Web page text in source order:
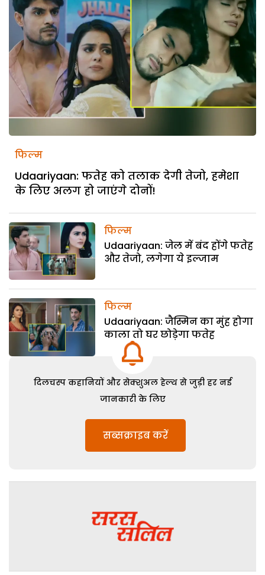
फिल्म
Udaariyaan: फतेह को तलाक देगी तेजो, हमेशा
के लिए अलग हो जाएंगे दोनों!
फिल्म
Udaariyaan: जेल में बंद होंगे फतेह
और तेजो, लगेगा ये इल्जाम
फिल्म
Udaariyaan: जैस्मिन का मुंह होगा
काला तो घर छोड़ेगा फतेह
दिलचस्प कहानियों और सेक्शुअल हेल्थ से जुड़ी हर नई
जानकारी के लिए
सब्सक्राइब करें